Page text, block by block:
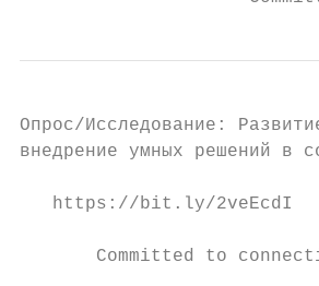
Опрос/Исследование:
внедрение умных решений в
   https://bit.ly/2veEcdI
Committed to